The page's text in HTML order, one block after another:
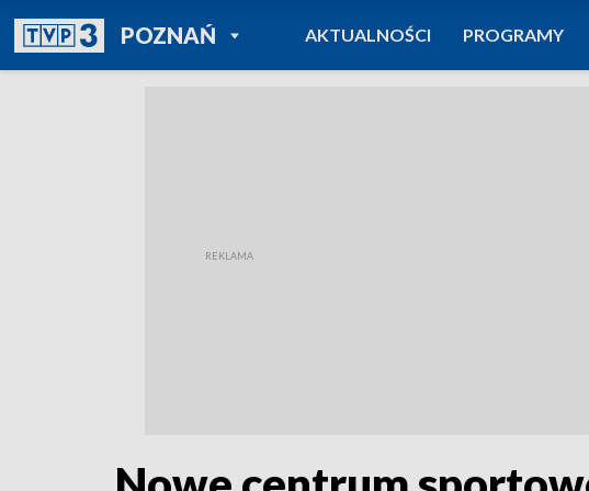
POZNAŃPOWRÓT DO
TVP REGIONY
AKTUALNOŚCI PROGRAMY